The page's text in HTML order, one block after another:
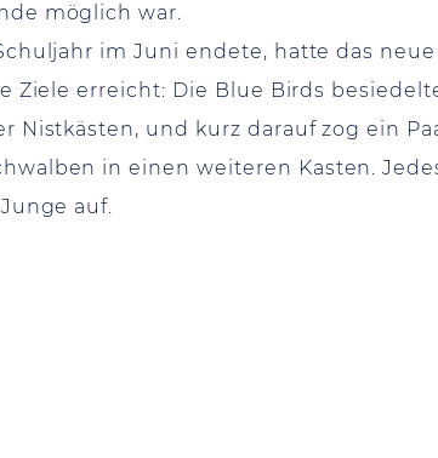
möglich war.
im Juni endete, hatte das
Ziele erreicht: Die Blue Birds
Nistkästen, und kurz darauf zog ein
in einen weiteren Kasten.
auf.